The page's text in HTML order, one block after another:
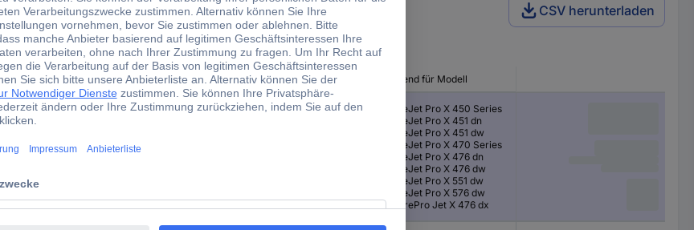
CSV herunterladen
Farbe Passend für Marke Passend für Modell
Magenta
HP
OfficeJet Pro X 450 Series
OfficeJet Pro X 451 dn
OfficeJet Pro X 451 dw
OfficeJet Pro X 470 Series
OfficeJet Pro X 476 dn
OfficeJet Pro X 476 dw
OfficeJet Pro X 551 dw
OfficeJet Pro X 576 dw
SecurePro Jet X 476 dx